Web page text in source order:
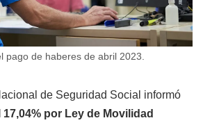
pago de haberes de abril 2023.
de Seguridad Social informó
por Ley de Movilidad